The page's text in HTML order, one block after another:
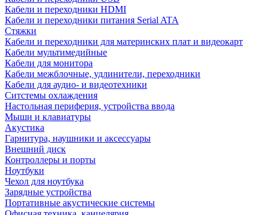
Кабели и переходники HDMI
Кабели и переходники питания Serial ATA
Стяжки
Кабели и переходники для материнских плат и видеокарт
Кабели мультимедийные
Кабели для монитора
Кабели межблочные, удлинители, переходники
Кабели для аудио- и видеотехники
Ситстемы охлаждения
Настольная периферия, устройства ввода
Мыши и клавиатуры
Акустика
Гарнитура, наушники и аксессуары
Внешний диск
Контроллеры и порты
Ноутбуки
Чехол для ноутбука
Зарядные устройства
Портативные акустические системы